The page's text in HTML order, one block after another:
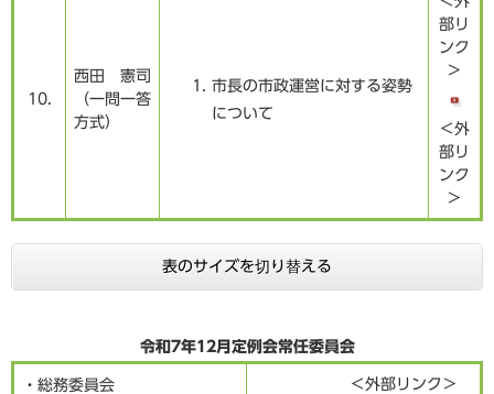
10.
西田 憲司
（一問一答
方式）
市長の市政運営に対する姿勢
について
部リ
ンク
＞
＜外
部リ
ンク
＞
表のサイズを切り替える
令和7年12月定例会常任委員会
・総務委員会 ＜外部リンク＞